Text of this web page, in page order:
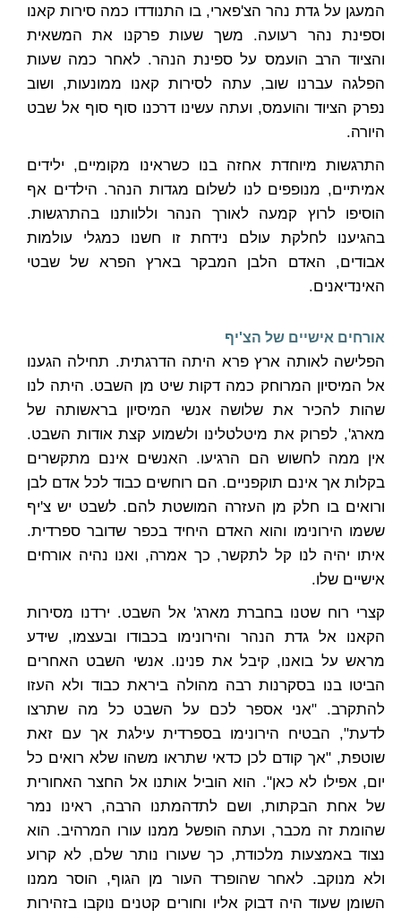
המעגן על גדת נהר הצ'פארי, בו התנודדו כמה סירות קאנו
וספינת נהר רעועה. משך שעות פרקנו את המשאית
והציוד הרב הועמס על ספינת הנהר. לאחר כמה שעות
הפלגה עברנו שוב, עתה לסירות קאנו ממונעות, ושוב
נפרק הציוד והועמס, ועתה עשינו דרכנו סוף סוף אל שבט
היורה.
התרגשות מיוחדת אחזה בנו כשראינו מקומיים, ילידים
אמיתיים, מנופפים לנו לשלום מגדות הנהר. הילדים אף
הוסיפו לרוץ קמעה לאורך הנהר וללוותנו בהתרגשות.
בהגיענו לחלקת עולם נידחת זו חשנו כמגלי עולמות
אבודים, האדם הלבן המבקר בארץ הפרא של שבטי
האינדיאנים.
אורחים אישיים של הצ'יף
הפלישה לאותה ארץ פרא היתה הדרגתית. תחילה הגענו
אל המיסיון המרוחק כמה דקות שיט מן השבט. היתה לנו
שהות להכיר את שלושה אנשי המיסיון בראשותה של
מארג', לפרוק את מיטלטלינו ולשמוע קצת אודות השבט.
אין ממה לחשוש הם הרגיעו. האנשים אינם מתקשרים
בקלות אך אינם תוקפניים. הם רוחשים כבוד לכל אדם לבן
ורואים בו חלק מן העזרה המושטת להם. לשבט יש צ'יף
ששמו הירונימו והוא האדם היחיד בכפר שדובר ספרדית.
איתו יהיה לנו קל לתקשר, כך אמרה, ואנו נהיה אורחים
אישיים שלו.
קצרי רוח שטנו בחברת מארג' אל השבט. ירדנו מסירות
הקאנו אל גדת הנהר והירונימו בכבודו ובעצמו, שידע
מראש על בואנו, קיבל את פנינו. אנשי השבט האחרים
הביטו בנו בסקרנות רבה מהולה ביראת כבוד ולא העזו
להתקרב. "אני אספר לכם על השבט כל מה שתרצו
לדעת", הבטיח הירונימו בספרדית עילגת אך עם זאת
שוטפת, "אך קודם לכן כדאי שתראו משהו שלא רואים כל
יום, אפילו לא כאן". הוא הוביל אותנו אל החצר האחורית
של אחת הבקתות, ושם לתדהמתנו הרבה, ראינו נמר
שהומת זה מכבר, ועתה הופשל ממנו עורו המרהיב. הוא
נצוד באמצעות מלכודת, כך שעורו נותר שלם, לא קרוע
ולא מנוקב. לאחר שהופרד העור מן הגוף, הוסר ממנו
השומן שעוד היה דבוק אליו וחורים קטנים נוקבו בזהירות